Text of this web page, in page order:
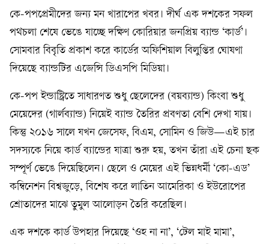
কে-পপপ্রেমীদের জন্য মন খারাপের খবর। দীর্ঘ এক দশকের সফল
পথচলা শেষে ভেঙে যাচ্ছে দক্ষিণ কোরিয়ার জনপ্রিয় ব্যান্ড ‘কার্ড’।
সোমবার বিবৃতি প্রকাশ করে কার্ডের অফিশিয়াল বিলুপ্তির ঘোষণা
দিয়েছে ব্যান্ডটির এজেন্সি ডিএসপি মিডিয়া।
কে-পপ ইন্ডাস্ট্রিতে সাধারণত শুধু ছেলেদের (বয়ব্যান্ড) কিংবা শুধু
মেয়েদের (গার্লব্যান্ড) নিয়েই ব্যান্ড তৈরির প্রবণতা বেশি দেখা যায়।
কিন্তু ২০১৬ সালে যখন জেসেফ, বিএম, সোমিন ও জিউ—এই চার
সদস্যকে নিয়ে কার্ড ব্যান্ডের যাত্রা শুরু হয়, তখন তাঁরা এই চেনা ছক
সম্পূর্ণ ভেঙে দিয়েছিলেন। ছেলে ও মেয়ের এই ভিন্নধর্মী ‘কো-এড’
কম্বিনেশন বিশ্বজুড়ে, বিশেষ করে লাতিন আমেরিকা ও ইউরোপের
শ্রোতাদের মাঝে তুমুল আলোড়ন তৈরি করেছিল।
এক দশকে কার্ড উপহার দিয়েছে ‘ওহ না না’, ‘টেল মাই মামা’,